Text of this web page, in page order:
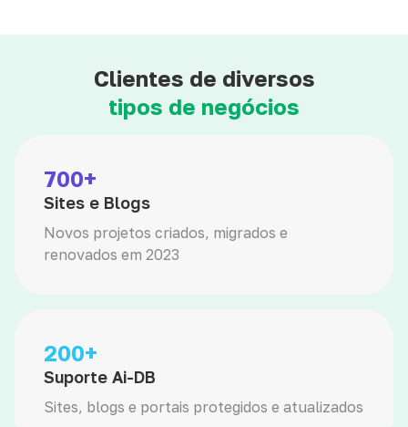
Clientes de diversos
tipos de negócios
700+
Sites e Blogs
Novos projetos criados, migrados e
renovados em 2023
200+
Suporte Ai-DB
Sites, blogs e portais protegidos e atualizados